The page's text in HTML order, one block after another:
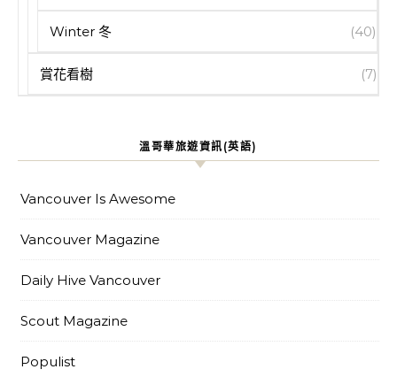
Winter 冬 (40)
賞花看樹 (7)
溫哥華旅遊資訊(英語)
Vancouver Is Awesome
Vancouver Magazine
Daily Hive Vancouver
Scout Magazine
Populist